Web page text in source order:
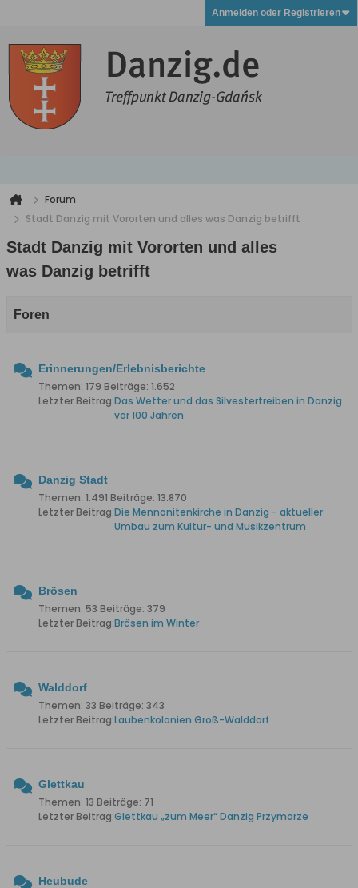
Anmelden oder Registrieren
Forum
Stadt Danzig mit Vororten und alles was Danzig betrifft
Stadt Danzig mit Vororten und alles
was Danzig betrifft
Foren
Erinnerungen/Erlebnisberichte
Themen: 179 Beiträge: 1.652
Letzter Beitrag:Das Wetter und das Silvestertreiben in Danzig
vor 100 Jahren
Danzig Stadt
Themen: 1.491 Beiträge: 13.870
Letzter Beitrag:Die Mennonitenkirche in Danzig - aktueller
Umbau zum Kultur- und Musikzentrum
Brösen
Themen: 53 Beiträge: 379
Letzter Beitrag:Brösen im Winter
Walddorf
Themen: 33 Beiträge: 343
Letzter Beitrag:Laubenkolonien Groß-Walddorf
Glettkau
Themen: 13 Beiträge: 71
Letzter Beitrag:Glettkau „zum Meer“ Danzig Przymorze
Heubude